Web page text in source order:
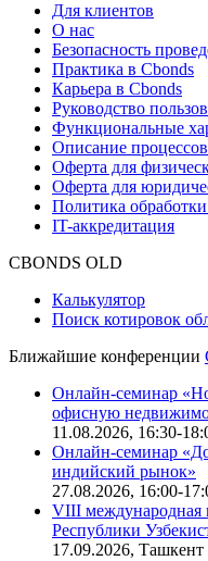
Для клиентов
О нас
Безопасность
Практика в Cbonds
Карьера в Cbonds
Руководство
Функциональные
Описание
Оферта для
Оферта для
Политика
IT-аккредитация
CBONDS OLD
Калькулятор
Поиск котировок
Ближайшие конференции
Онлайн-семинар
офисную
11.08.2026, 16:30-
Онлайн-семинар
индийский рынок»
27.08.2026, 16:00-
VIII международная
Республики
17.09.2026, Ташкент